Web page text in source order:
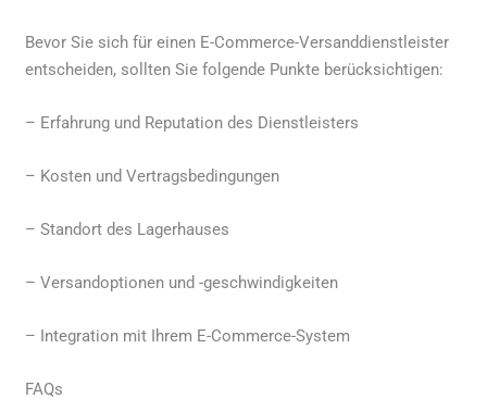
Bevor Sie sich für einen E-Commerce-Versanddienstleister
entscheiden, sollten Sie folgende Punkte berücksichtigen:
– Erfahrung und Reputation des Dienstleisters
– Kosten und Vertragsbedingungen
– Standort des Lagerhauses
– Versandoptionen und -geschwindigkeiten
– Integration mit Ihrem E-Commerce-System
FAQs